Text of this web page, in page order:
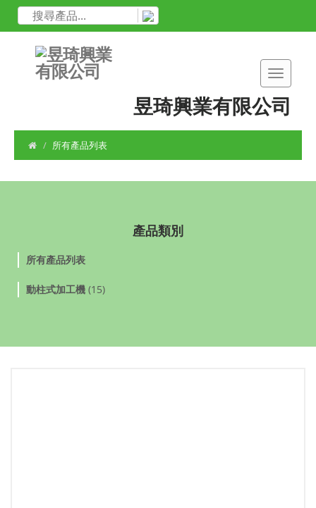
昱琦興業有限公司
所有產品列表
產品類別
所有產品列表
動柱式加工機 (15)